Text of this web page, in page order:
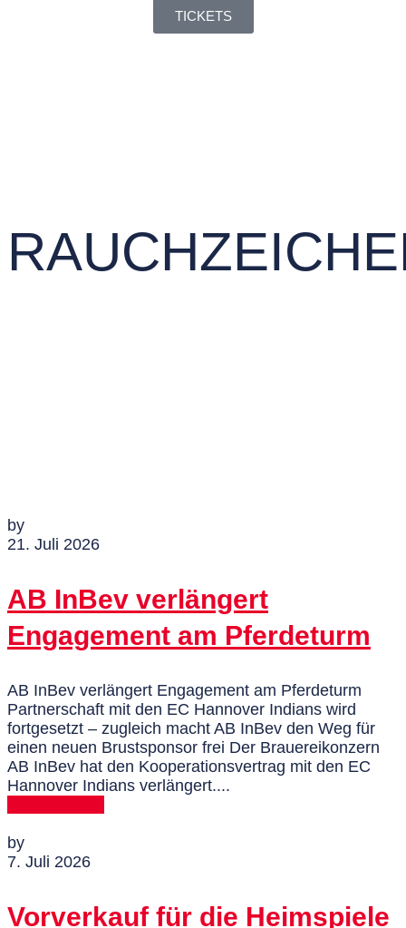
TICKETS
by
21. Juli 2026
AB InBev verlängert
Engagement am Pferdeturm
AB InBev verlängert Engagement am Pferdeturm
Partnerschaft mit den EC Hannover Indians wird
fortgesetzt – zugleich macht AB InBev den Weg für
einen neuen Brustsponsor frei Der Brauereikonzern
AB InBev hat den Kooperationsvertrag mit den EC
Hannover Indians verlängert....
by
7. Juli 2026
Vorverkauf für die Heimspiele